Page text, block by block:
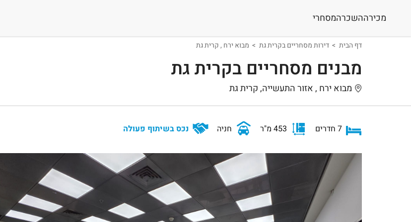
מכירההשכרהמסחרי
דף הבית דירות מסחריים בקרית גת מבוא ירח , קרית גת
מבנים מסחריים בקרית גת
מבוא ירח , אזור התעשייה, קרית גת
7 חדרים 453 מ"ר חניה נכס בשיתוף פעולה